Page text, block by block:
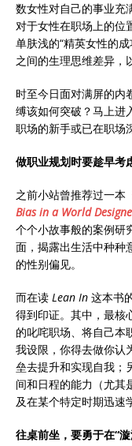
数女性对自己的事业充
对于女性在职场上的位
单肤浅的“精英女性的
之间的生理思维差异，
时至今日面对满屏的内
缚该如何突破？马上进
职场的新手或已在职场
做职业规划时要趁早考
之前小站曾推荐过一本
Bias in a World
个个小故事般的案例研
面，揭露出生活中种种
的性别偏见。
而在读 Lean In 这本书
得到印证。其中，最核
的叱咤职场、将自己本
我设限，你得去做你认
垒去提升和实现自我；
间和日程的能力（尤其
及在某个特定时期迅速
往桌前坐，要勇于在“